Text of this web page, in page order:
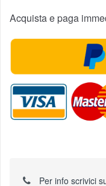
Acquista e paga
Per info scrivici